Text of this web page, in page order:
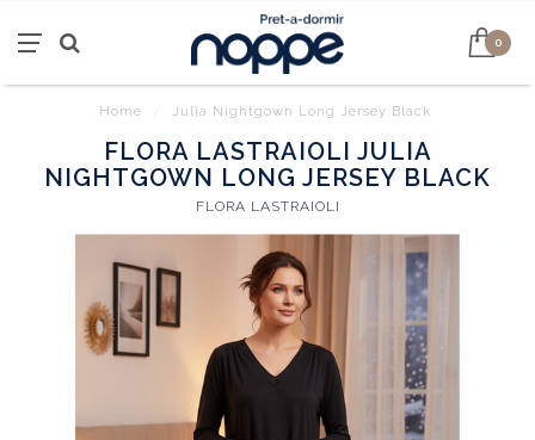
0
Home Julia Nightgown Long Jersey Black
FLORA LASTRAIOLI JULIA
NIGHTGOWN LONG JERSEY BLACK
FLORA LASTRAIOLI